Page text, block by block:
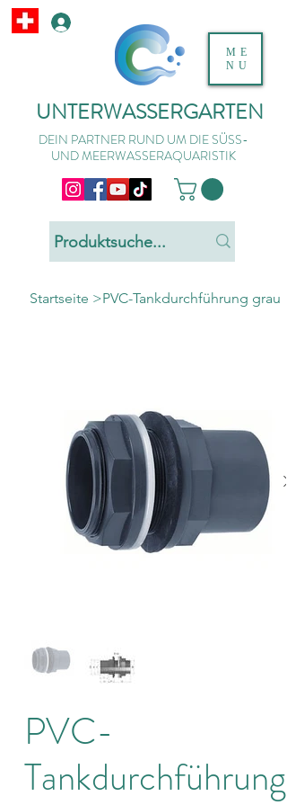
UNTERWASSERGARTEN
DEIN PARTNER RUND UM DIE SÜSS-
UND MEERWASSERAQUARISTIK
ME
NU
Startseite >PVC-Tankdurchführung grau
PVC-
Tankdurchführung